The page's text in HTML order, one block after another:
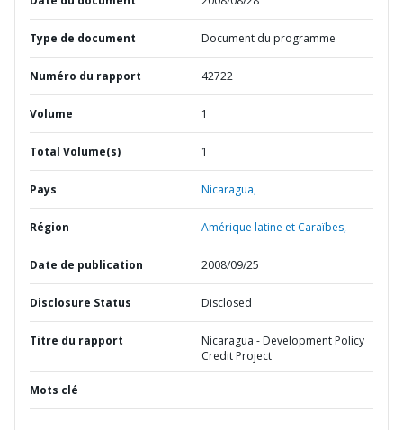
Type de document Document du programme
Numéro du rapport 42722
Volume 1
Total Volume(s) 1
Pays Nicaragua,
Région Amérique latine et Caraïbes,
Date de publication 2008/09/25
Disclosure Status Disclosed
Titre du rapport
Nicaragua - Development Policy
Credit Project
Mots clé